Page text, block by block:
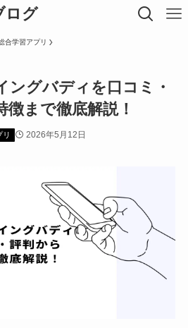
ログ
合学習アプリ
ングバディを口コミ・
徴まで徹底解説！
2026年5月12日